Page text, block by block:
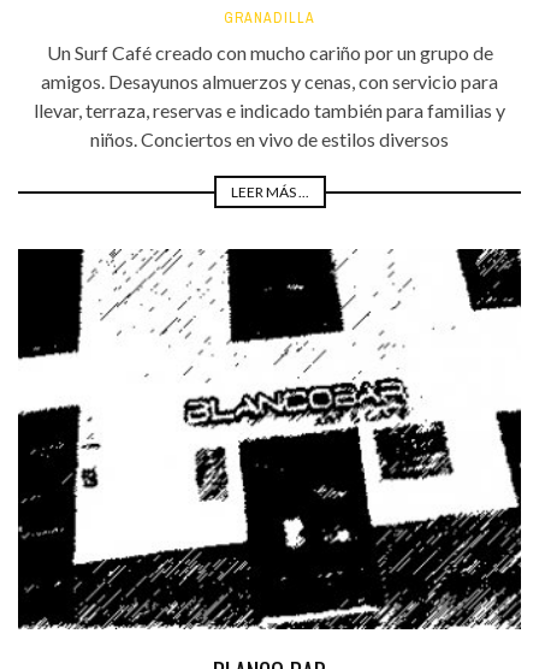
GRANADILLA
Un Surf Café creado con mucho cariño por un grupo de
amigos. Desayunos almuerzos y cenas, con servicio para
llevar, terraza, reservas e indicado también para familias y
niños. Conciertos en vivo de estilos diversos
LEER MÁS ...